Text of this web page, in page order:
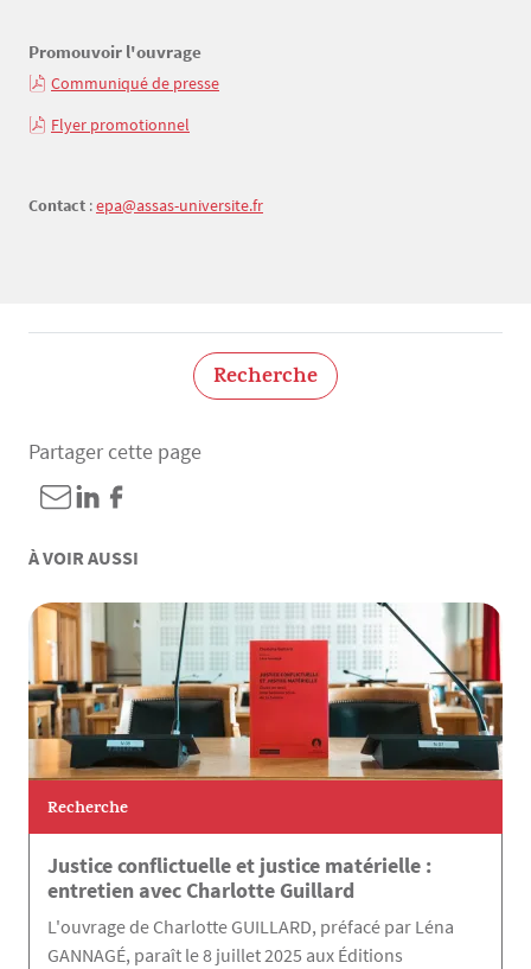
Promouvoir l'ouvrage
Communiqué de presse
Flyer promotionnel
Contact :epa@assas-universite.fr
Recherche
Partager cette page
À VOIR AUSSI
Recherche
Justice conflictuelle et justice matérielle :
entretien avec Charlotte Guillard
L'ouvrage de Charlotte GUILLARD, préfacé par Léna
GANNAGÉ, paraît le 8 juillet 2025 aux Éditions